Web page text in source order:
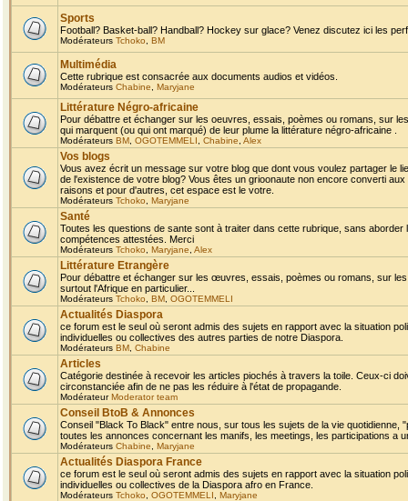
Sports
Football? Basket-ball? Handball? Hockey sur glace? Venez discutez ici les
Modérateurs Tchoko BM
Multimédia
Cette rubrique est consacrée aux documents audios et vidéos.
Modérateurs Chabine Maryjane
Littérature Négro-africaine
Pour débattre et échanger sur les oeuvres, essais, poèmes ou romans, sur
qui marquent (ou qui ont marqué) de leur plume la littérature négro-africaine .
Modérateurs BM OGOTEMMELI Chabine Alex
Vos blogs
Vous avez écrit un message sur votre blog que dont vous voulez partager le
de l'existence de votre blog? Vous êtes un grioonaute non encore converti
raisons et pour d'autres, cet espace est le votre.
Modérateurs Tchoko Maryjane
Santé
Toutes les questions de sante sont à traiter dans cette rubrique, sans
compétences attestées. Merci
Modérateurs Tchoko Maryjane Alex
Littérature Etrangère
Pour débattre et échanger sur les œuvres, essais, poèmes ou romans, sur
surtout l'Afrique en particulier...
Modérateurs Tchoko BM OGOTEMMELI
Actualités Diaspora
ce forum est le seul où seront admis des sujets en rapport avec la situation
individuelles ou collectives des autres parties de notre Diaspora.
Modérateurs BM Chabine
Articles
Catégorie destinée à recevoir les articles piochés à travers la toile. Ceux-ci
circonstanciée afin de ne pas les réduire à l'état de propagande.
ModérateurModerator team
Conseil BtoB & Annonces
Conseil "Black To Black" entre nous, sur tous les sujets de la vie
toutes les annonces concernant les manifs, les meetings, les participations a
Modérateurs Chabine Maryjane
Actualités Diaspora France
ce forum est le seul où seront admis des sujets en rapport avec la situation
individuelles ou collectives de la Diaspora afro en France.
Modérateurs Tchoko OGOTEMMELI Maryjane